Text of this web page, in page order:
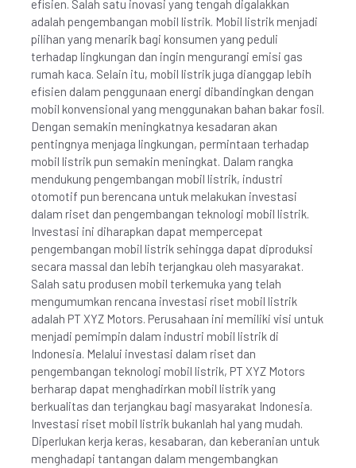
efisien. Salah satu inovasi yang tengah digalakkan
adalah pengembangan mobil listrik. Mobil listrik menjadi
pilihan yang menarik bagi konsumen yang peduli
terhadap lingkungan dan ingin mengurangi emisi gas
rumah kaca. Selain itu, mobil listrik juga dianggap lebih
efisien dalam penggunaan energi dibandingkan dengan
mobil konvensional yang menggunakan bahan bakar fosil.
Dengan semakin meningkatnya kesadaran akan
pentingnya menjaga lingkungan, permintaan terhadap
mobil listrik pun semakin meningkat. Dalam rangka
mendukung pengembangan mobil listrik, industri
otomotif pun berencana untuk melakukan investasi
dalam riset dan pengembangan teknologi mobil listrik.
Investasi ini diharapkan dapat mempercepat
pengembangan mobil listrik sehingga dapat diproduksi
secara massal dan lebih terjangkau oleh masyarakat.
Salah satu produsen mobil terkemuka yang telah
mengumumkan rencana investasi riset mobil listrik
adalah PT XYZ Motors. Perusahaan ini memiliki visi untuk
menjadi pemimpin dalam industri mobil listrik di
Indonesia. Melalui investasi dalam riset dan
pengembangan teknologi mobil listrik, PT XYZ Motors
berharap dapat menghadirkan mobil listrik yang
berkualitas dan terjangkau bagi masyarakat Indonesia.
Investasi riset mobil listrik bukanlah hal yang mudah.
Diperlukan kerja keras, kesabaran, dan keberanian untuk
menghadapi tantangan dalam mengembangkan